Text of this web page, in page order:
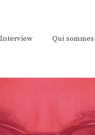
Interview Qui